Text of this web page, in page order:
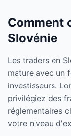
Comment
Slovénie
Les traders en
mature avec un
investisseurs.
privilégiez des
réglementaires
votre niveau